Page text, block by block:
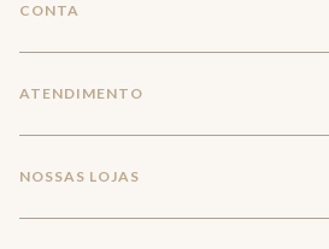
Trabalhe conosco
CONTA
Meus pedidos
ATENDIMENTO
NOSSAS LOJAS